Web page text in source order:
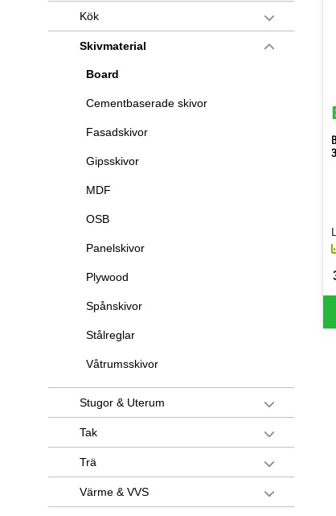
Kök
Skivmaterial
Board
Cementbaserade skivor
Fasadskivor
Gipsskivor
MDF
OSB
Panelskivor
Plywood
Spånskivor
Stålreglar
Våtrumsskivor
Stugor & Uterum
Tak
Trä
Värme & VVS